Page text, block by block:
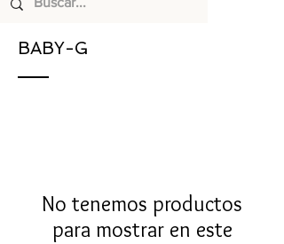
BABY-G
No tenemos productos
para mostrar en este